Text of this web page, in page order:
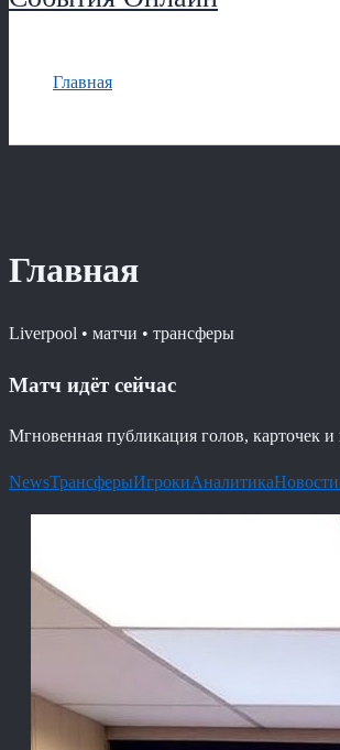
Главная
Главная
Liverpool • матчи • трансферы
Матч идёт сейчас
Мгновенная публикация голов, карточек
NewsТрансферыИгрокиАналитикаНовости